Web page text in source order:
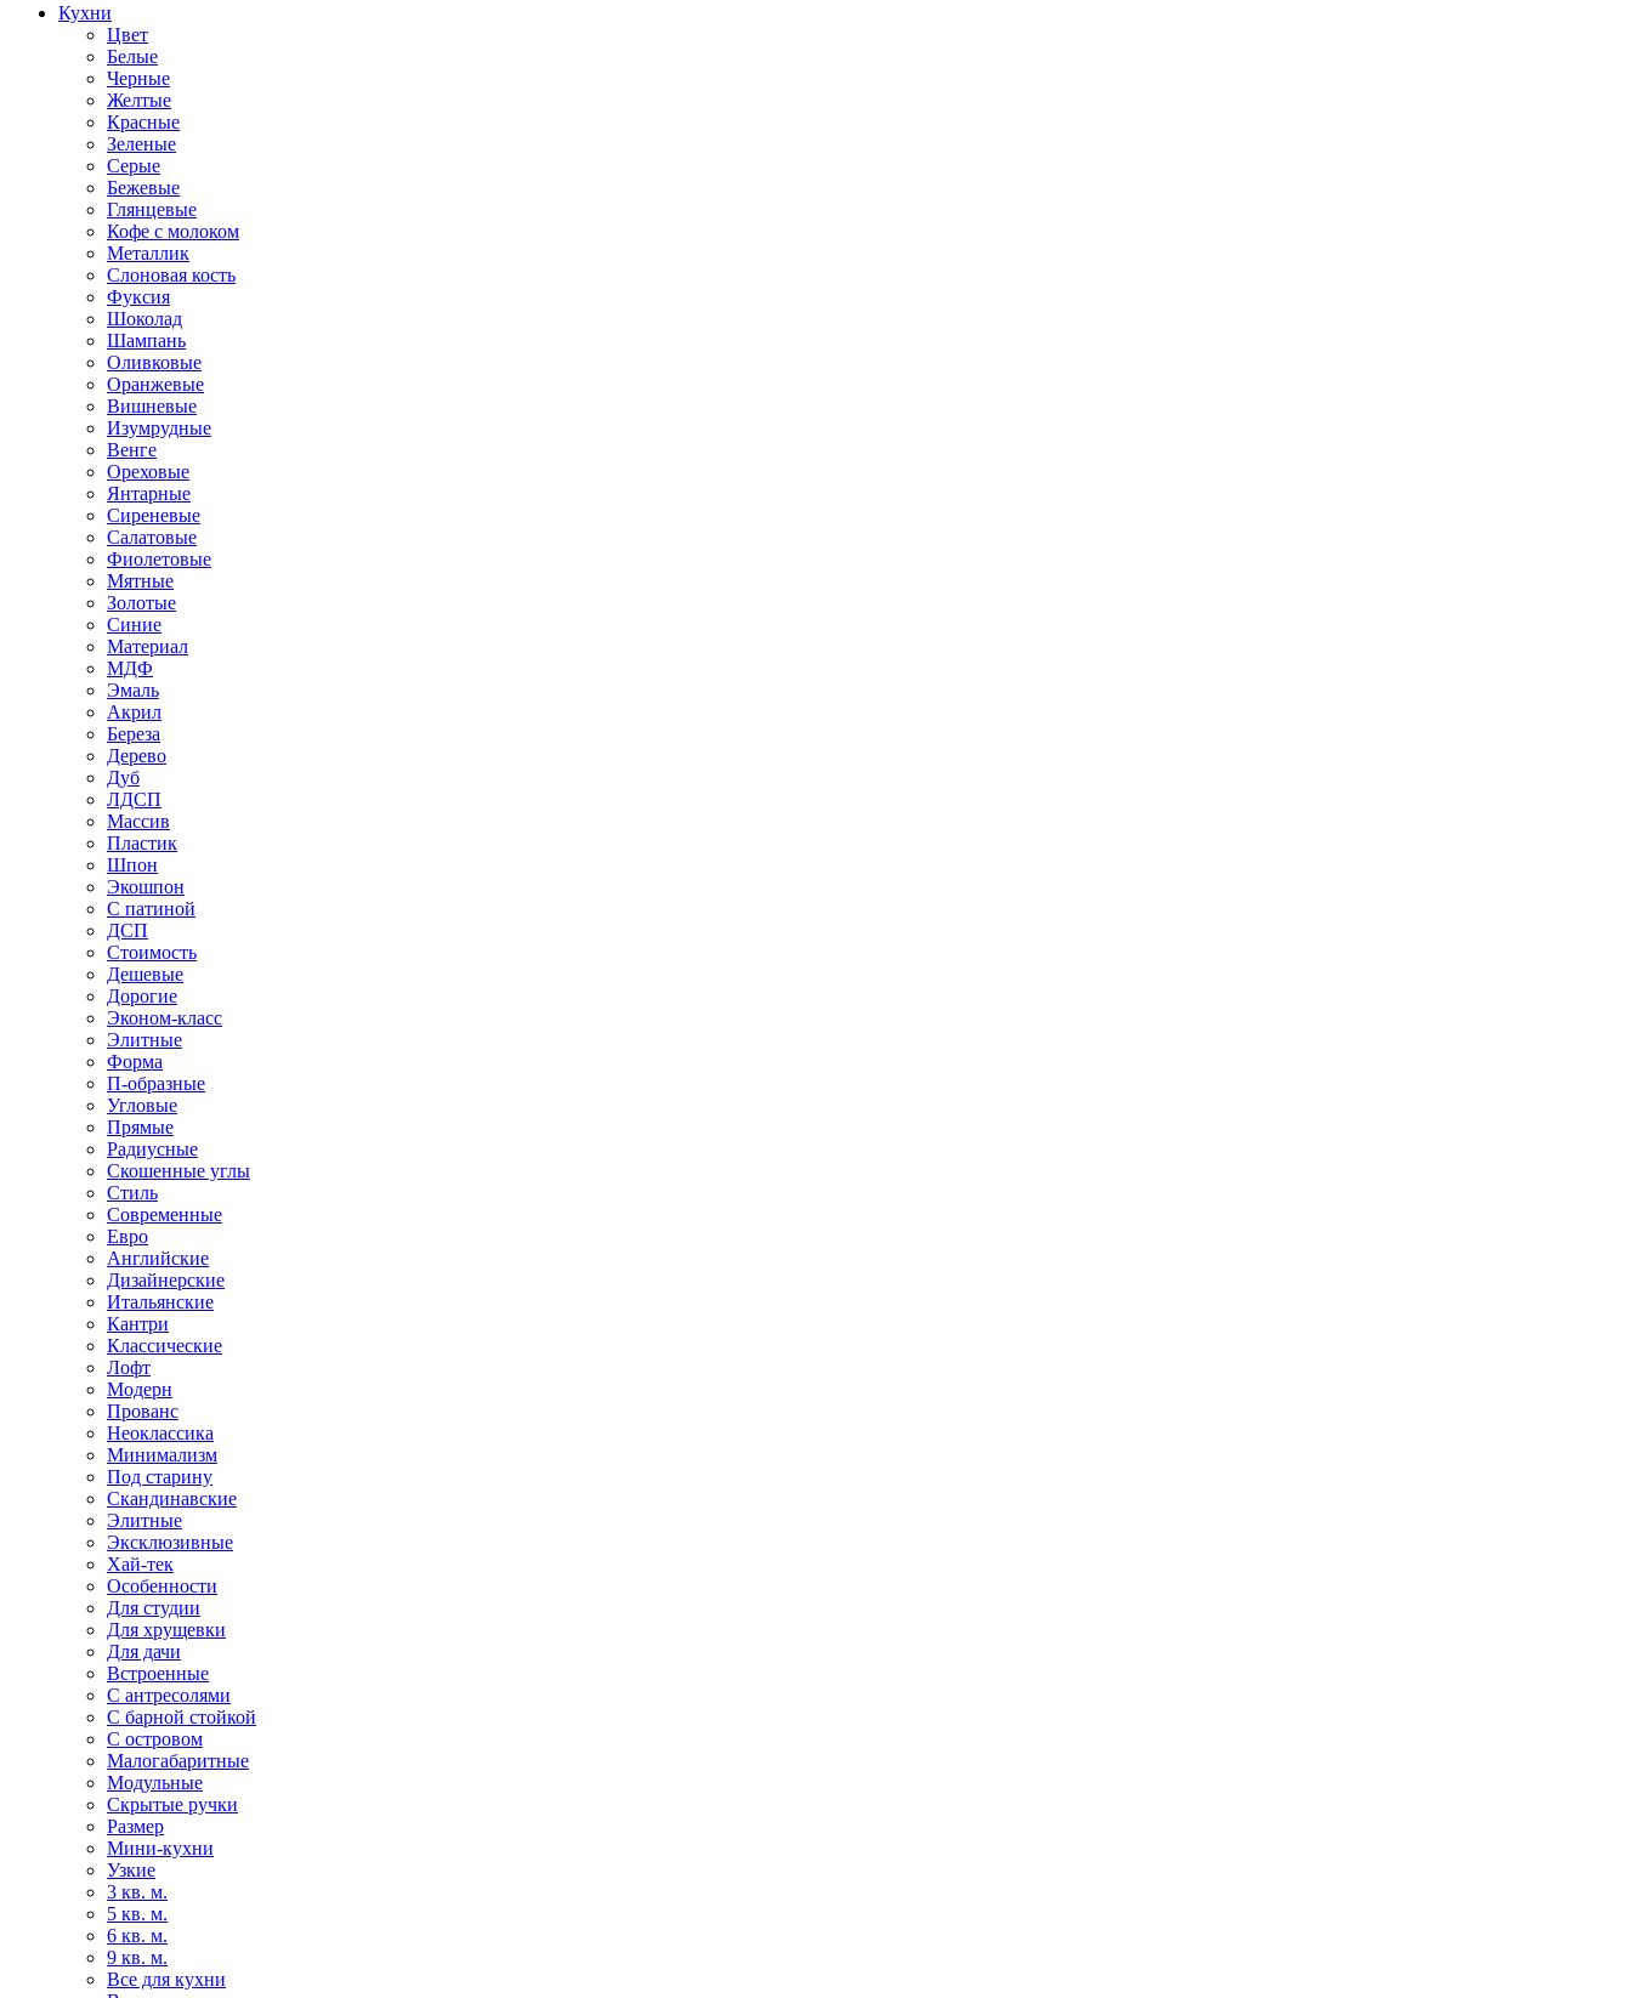
Кухни
Цвет
Белые
Черные
Желтые
Красные
Зеленые
Серые
Бежевые
Глянцевые
Кофе с молоком
Металлик
Слоновая кость
Фуксия
Шоколад
Шампань
Оливковые
Оранжевые
Вишневые
Изумрудные
Венге
Ореховые
Янтарные
Сиреневые
Салатовые
Фиолетовые
Мятные
Золотые
Синие
Материал
МДФ
Эмаль
Акрил
Береза
Дерево
Дуб
ЛДСП
Массив
Пластик
Шпон
Экошпон
С патиной
ДСП
Стоимость
Дешевые
Дорогие
Эконом-класс
Элитные
Форма
П-образные
Угловые
Прямые
Радиусные
Скошенные углы
Стиль
Современные
Евро
Английские
Дизайнерские
Итальянские
Кантри
Классические
Лофт
Модерн
Прованс
Неоклассика
Минимализм
Под старину
Скандинавские
Элитные
Эксклюзивные
Хай-тек
Особенности
Для студии
Для хрущевки
Для дачи
Встроенные
С антресолями
С барной стойкой
С островом
Малогабаритные
Модульные
Скрытые ручки
Размер
Мини-кухни
Узкие
3 кв. м.
5 кв. м.
6 кв. м.
9 кв. м.
Все для кухни